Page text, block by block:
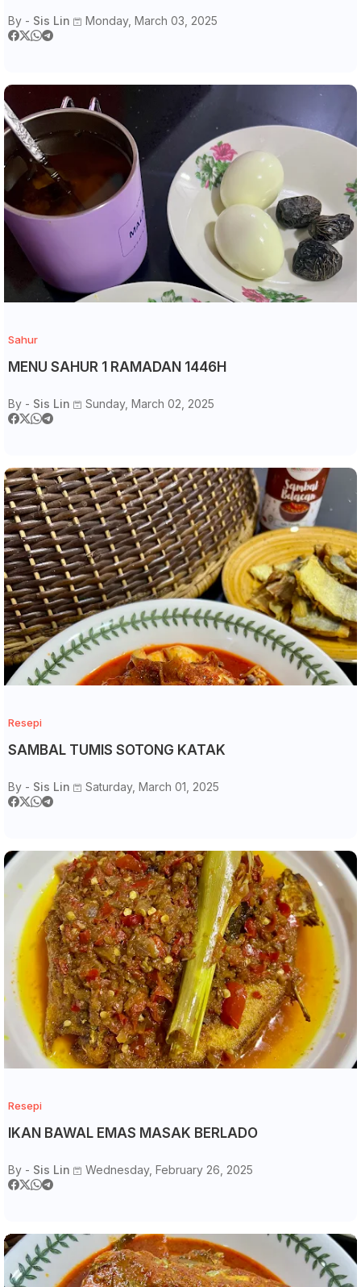
By - Sis Lin Monday, March 03, 2025
Sahur
MENU SAHUR 1 RAMADAN 1446H
By - Sis Lin Sunday, March 02, 2025
Resepi
SAMBAL TUMIS SOTONG KATAK
By - Sis Lin Saturday, March 01, 2025
Resepi
IKAN BAWAL EMAS MASAK BERLADO
By - Sis Lin Wednesday, February 26, 2025